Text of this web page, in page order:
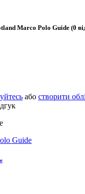
Marco Polo Guide(0
або створити